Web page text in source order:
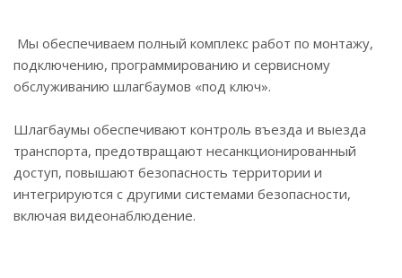
Мы обеспечиваем полный комплекс работ по монтажу,
подключению, программированию и сервисному
обслуживанию шлагбаумов «под ключ».
Шлагбаумы обеспечивают контроль въезда и выезда
транспорта, предотвращают несанкционированный
доступ, повышают безопасность территории и
интегрируются с другими системами безопасности,
включая видеонаблюдение.